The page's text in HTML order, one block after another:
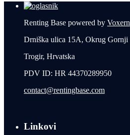
Renting Base powered by Voxern
Drniška ulica 15A, Okrug Gornji
Trogir, Hrvatska
PDV ID: HR 44370289950
contact@rentingbase.com
Linkovi